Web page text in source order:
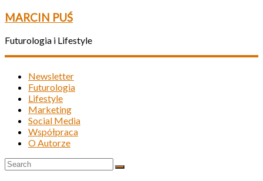
MARCIN PUŚ
Futurologia i Lifestyle
Newsletter
Futurologia
Lifestyle
Marketing
Social Media
Współpraca
O Autorze